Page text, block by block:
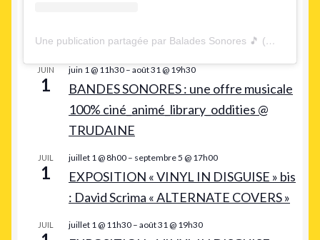
Une publication partagée par Balades Sonores 🎵 (@baladessonores)
JUIN
1
juin 1 @ 11h30 – août 31 @ 19h30
BANDES SONORES : une offre musicale
100% ciné_animé_library_oddities @
TRUDAINE
JUIL
1
juillet 1 @ 8h00 – septembre 5 @ 17h00
EXPOSITION « VINYL IN DISGUISE » bis
: David Scrima « ALTERNATE COVERS »
JUIL juillet 1 @ 11h30 – août 31 @ 19h30